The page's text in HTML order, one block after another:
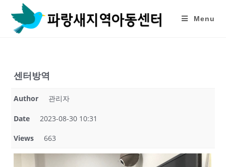
content
Menu
센터방역
Author 관리자
Date 2023-08-30 10:31
Views 663